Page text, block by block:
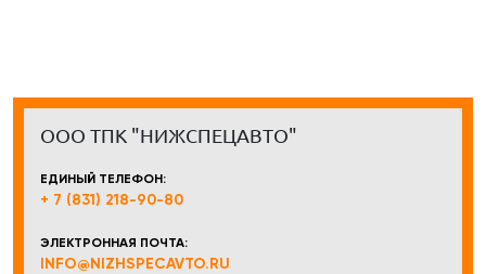
ООО ТПК "НИЖСПЕЦАВТО"
ЕДИНЫЙ ТЕЛЕФОН:
+ 7 (831) 218-90-80
ЭЛЕКТРОННАЯ ПОЧТА:
INFO@NIZHSPECAVTO.RU